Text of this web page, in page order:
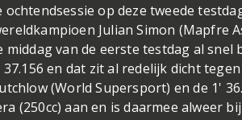
ochtendsessie op deze tweede
Julian Simon (Mapfre
middag van de eerste testdag al snel
en dat zit al redelijk dicht
(World Supersport) en de 1'
(250cc) aan en is daarmee alweer